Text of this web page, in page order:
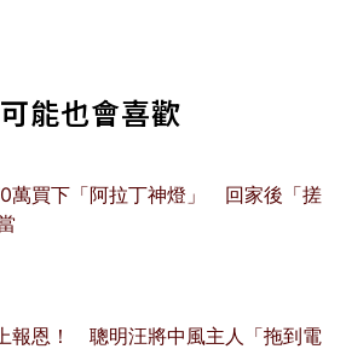
能也會喜歡
買下「阿拉丁神燈」 回家後「搓
報恩！ 聰明汪將中風主人「拖到電